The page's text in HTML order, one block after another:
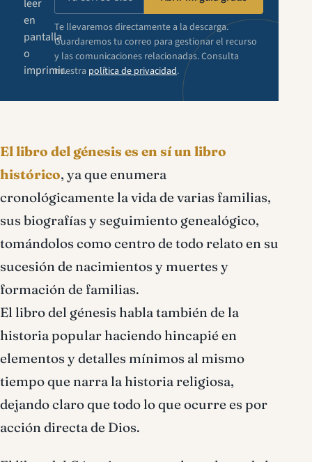
leer
en
pantalla
o
imprimir.
Te llevaremos directamente a la descarga.
Guardaremos tu correo para gestionar el recurso
y las comunicaciones relacionadas. Consulta
nuestra política de privacidad.
El libro del génesis es en sí un libro
histórico, ya que enumera
cronológicamente la vida de varias familias,
sus biografías y seguimiento genealógico,
tomándolos como centro de todo relato en su
sucesión de nacimientos y muertes y
formación de familias.
El libro del génesis habla también de la
historia popular haciendo hincapié en
elementos y detalles mínimos al mismo
tiempo que narra la historia religiosa,
dejando claro que todo lo que ocurre es por
acción directa de Dios.